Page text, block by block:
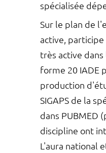
spécialisée
Sur le plan de
active,
très active
forme 20 IADE
production
SIGAPS de la
dans PUBMED
discipline ont
L'aura national